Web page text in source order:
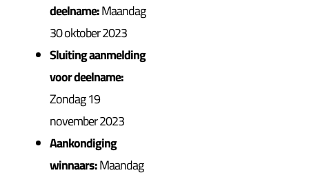
deelname:Maandag
30 oktober 2023
Sluiting aanmelding
voor deelname:
Zondag 19
november 2023
Aankondiging
winnaars:Maandag